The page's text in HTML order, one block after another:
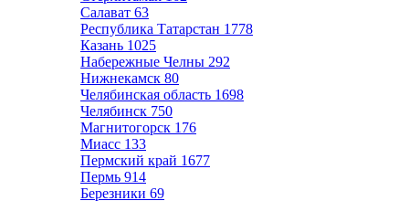
Салават 63
Республика Татарстан 1778
Казань 1025
Набережные Челны 292
Нижнекамск 80
Челябинская область 1698
Челябинск 750
Магнитогорск 176
Миасс 133
Пермский край 1677
Пермь 914
Березники 69